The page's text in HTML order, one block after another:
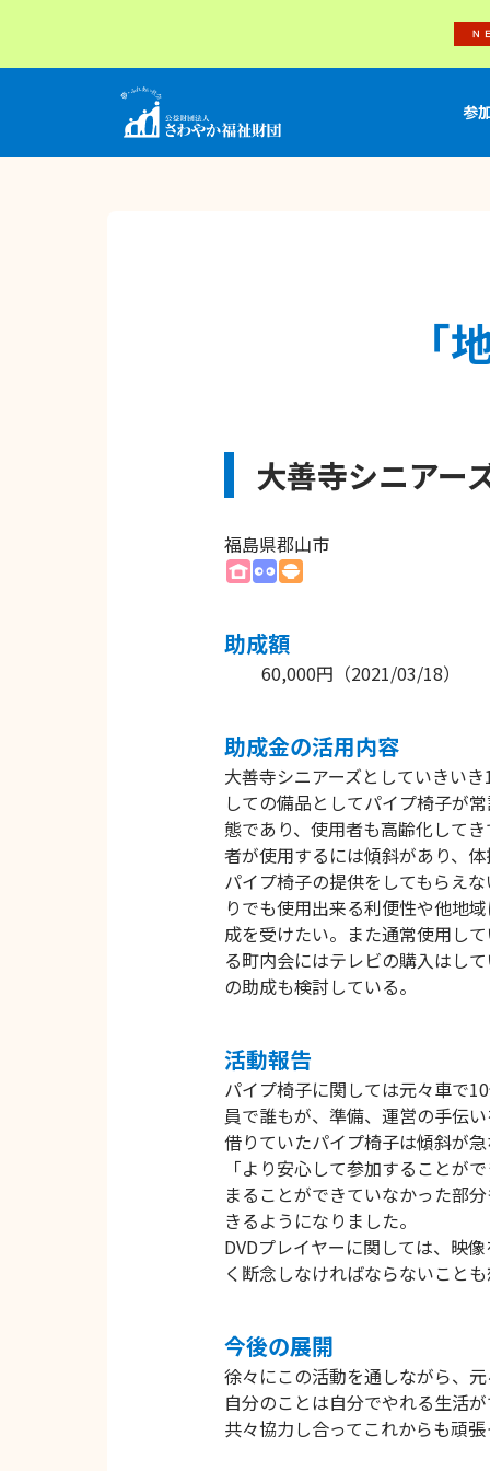
参
「
大善寺シニアー
福島県郡山市
助成額
60,000円 （2021/03/18）
助成⾦の活⽤内容
大善寺シニアーズとしていきい
しての備品としてパイプ椅子が
態であり、使用者も高齢化して
者が使用するには傾斜があり、
パイプ椅子の提供をしてもらえ
りでも使用出来る利便性や他地
成を受けたい。また通常使用し
る町内会にはテレビの購入はし
の助成も検討している。
活動報告
パイプ椅子に関しては元々車で
員で誰もが、準備、運営の手伝
借りていたパイプ椅子は傾斜が
「より安心して参加することが
まることができていなかった部
きるようになりました。
DVDプレイヤーに関しては、映
く断念しなければならないこと
今後の展開
徐々にこの活動を通しながら、
自分のことは自分でやれる生活
共々協力し合ってこれからも頑